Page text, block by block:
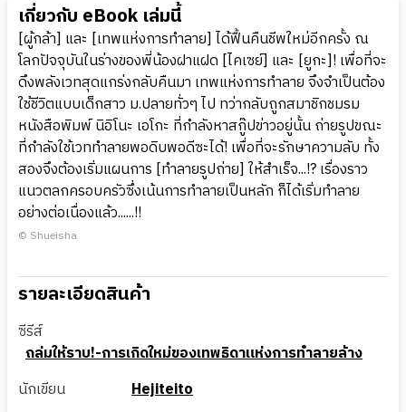
เกี่ยวกับ eBook เล่มนี้
[ผู้กล้า] และ [เทพแห่งการทำลาย] ได้ฟื้นคืนชีพใหม่อีกครั้ง ณ
โลกปัจจุบันในร่างของพี่น้องฝาแฝด [ไคเซย์] และ [ยูกะ]! เพื่อที่จะ
ดึงพลังเวทสุดแกร่งกลับคืนมา เทพแห่งการทำลาย จึงจำเป็นต้อง
ใช้ชีวิตแบบเด็กสาว ม.ปลายทั่วๆ ไป ทว่ากลับถูกสมาชิกชมรม
หนังสือพิมพ์ นิอิโนะ เอโกะ ที่กำลังหาสกู๊ปข่าวอยู่นั้น ถ่ายรูปขณะ
ที่กำลังใช้เวททำลายพอดิบพอดีซะได้! เพื่อที่จะรักษาความลับ ทั้ง
สองจึงต้องเริ่มแผนการ [ทำลายรูปถ่าย] ให้สำเร็จ...!? เรื่องราว
แนวตลกครอบครัวซึ่งเน้นการทำลายเป็นหลัก ก็ได้เริ่มทำลาย
อย่างต่อเนื่องแล้ว......!!
© Shueisha
รายละเอียดสินค้า
ซีรีส์
ถล่มให้ราบ!-การเกิดใหม่ของเทพธิดาแห่งการทำลายล้าง
นักเขียน
Hejiteito